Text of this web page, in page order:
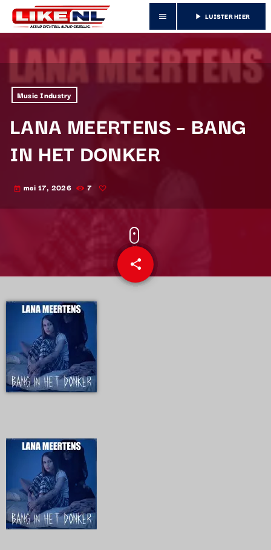
menu play_arrow LUISTER HIER
Music Industry
LANA MEERTENS – BANG
IN HET DONKER
today mei 17, 2026 7
share
email